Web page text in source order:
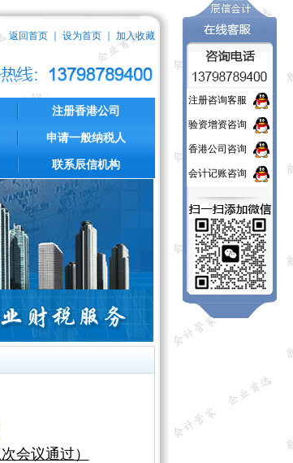
返回首页｜ 设为首页｜ 加入收藏
注册香港公司
申请一般纳税人
联系辰信机构
会议通过）
注册咨询客服
验资增资咨询
香港公司咨询
会计记账咨询